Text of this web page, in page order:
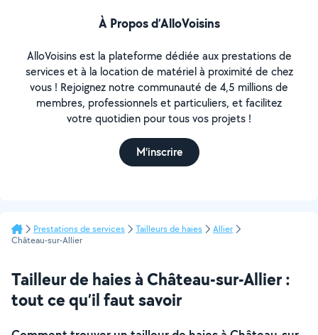
À Propos d’AlloVoisins
AlloVoisins est la plateforme dédiée aux prestations de
services et à la location de matériel à proximité de chez
vous ! Rejoignez notre communauté de 4,5 millions de
membres, professionnels et particuliers, et facilitez
votre quotidien pour tous vos projets !
M'inscrire
Prestations de services Tailleurs de haies
Allier
Château-sur-Allier
Tailleur de haies à Château-sur-Allier :
tout ce qu’il faut savoir